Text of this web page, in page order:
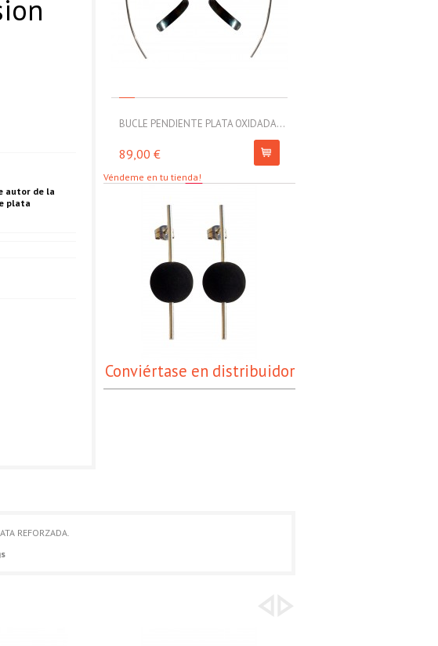
autor de la
plata
BUCLE PENDIENTE PLATA OXIDADA...
89,00 €
Véndeme en tu tienda!
Conviértase en distribuidor
REFORZADA.